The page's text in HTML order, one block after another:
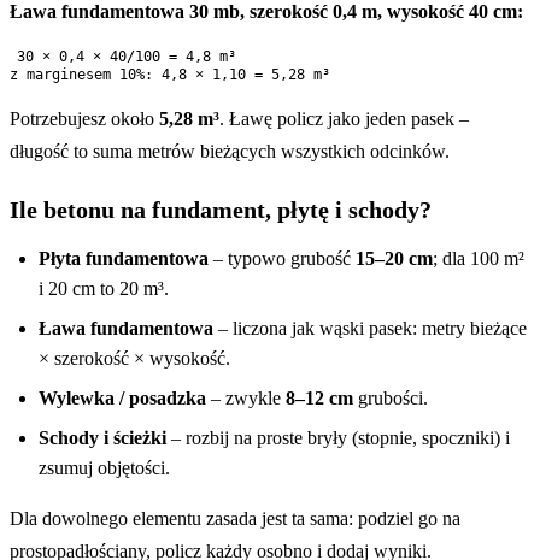
Ława fundamentowa 30 mb, szerokość 0,4 m, wysokość 40 cm:
30 × 0,4 × 40/100 = 4,8 m³
Potrzebujesz około 5,28 m³. Ławę policz jako jeden pasek –
długość to suma metrów bieżących wszystkich odcinków.
Ile betonu na fundament, płytę i schody?
Płyta fundamentowa – typowo grubość 15–20 cm; dla 100 m²
i 20 cm to 20 m³.
Ława fundamentowa – liczona jak wąski pasek: metry bieżące
× szerokość × wysokość.
Wylewka / posadzka – zwykle 8–12 cm grubości.
Schody i ścieżki– rozbij na proste bryły (stopnie, spoczniki) i
zsumuj objętości.
Dla dowolnego elementu zasada jest ta sama: podziel go na
prostopadłościany, policz każdy osobno i dodaj wyniki.